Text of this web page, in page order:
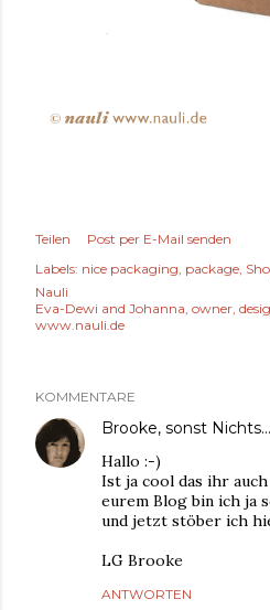
Teilen
Post per E-Mail senden
Labels: nice packaging package
Nauli
Eva-Dewi and Johanna, owner,
www.nauli.de
KOMMENTARE
Brooke, sonst Nichts...
Hallo :-)
Ist ja cool das ihr
eurem Blog bin ich ja
und jetzt stöber ich
LG Brooke
ANTWORTEN